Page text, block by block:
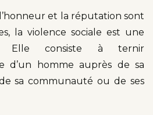
et la réputation sont
la violence sociale est une
Elle consiste à ternir
d’un homme auprès de sa
sa communauté ou de ses